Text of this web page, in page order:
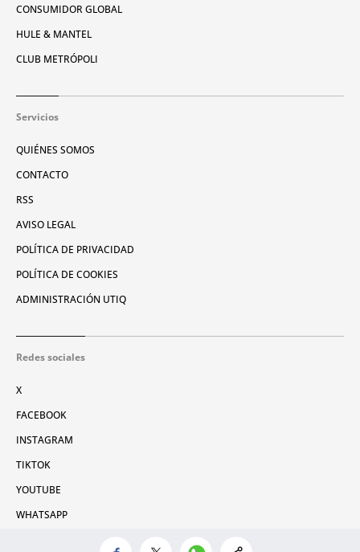
CONSUMIDOR GLOBAL
HULE & MANTEL
CLUB METRÓPOLI
Servicios
QUIÉNES SOMOS
CONTACTO
RSS
AVISO LEGAL
POLÍTICA DE PRIVACIDAD
POLÍTICA DE COOKIES
ADMINISTRACIÓN UTIQ
Redes sociales
X
FACEBOOK
INSTAGRAM
TIKTOK
YOUTUBE
WHATSAPP